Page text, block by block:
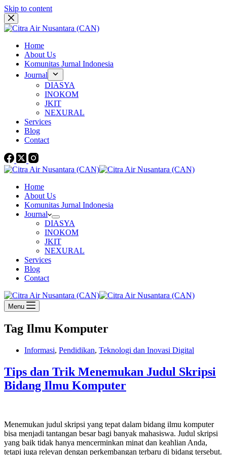
Skip to content
Home
About Us
Komunitas Jurnal Indonesia
Journal
DIASYA
INOKOM
JKIT
NEXURAL
Services
Blog
Contact
Home
About Us
Komunitas Jurnal Indonesia
Journal
DIASYA
INOKOM
JKIT
NEXURAL
Services
Blog
Contact
Menu
Tag Ilmu Komputer
Informasi, Pendidikan, Teknologi dan Inovasi Digital
Tips dan Trik Menemukan Judul Skripsi
Bidang Ilmu Komputer
Menemukan judul skripsi yang tepat dalam bidang ilmu komputer
bisa menjadi tantangan besar bagi banyak mahasiswa. Judul skripsi
yang baik tidak hanya mencerminkan minat dan keahlian Anda,
tetapi juga relevan dengan perkembangan terbaru di bidang tersebut.